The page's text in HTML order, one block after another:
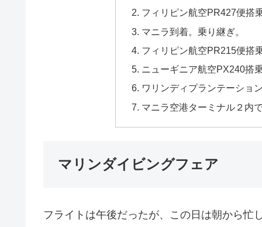
フィリピン航空PR427便搭
マニラ到着。乗り継ぎ。
フィリピン航空PR215便搭
ニューギニア航空PX240搭
ワリンディプランテーショ
マニラ空港ターミナル２内
マリンダイビングフェア
フライトは午後だったが、この日は朝から忙